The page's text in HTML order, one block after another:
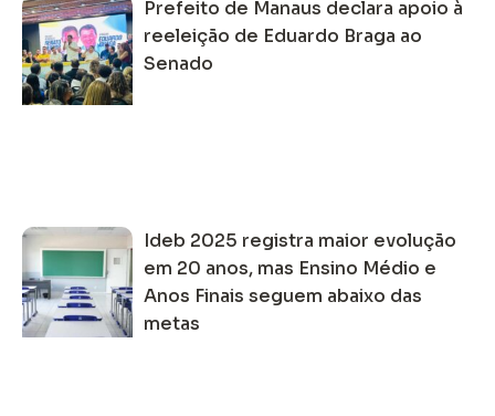
Prefeito de Manaus declara apoio à
reeleição de Eduardo Braga ao
Senado
Ideb 2025 registra maior evolução
em 20 anos, mas Ensino Médio e
Anos Finais seguem abaixo das
metas